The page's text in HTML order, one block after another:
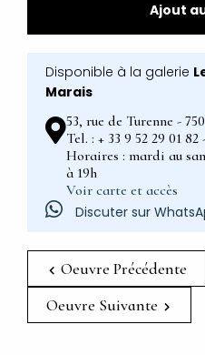
Ajout
Disponible à la galerie
Marais
53, rue de Turenne -
Tel. : + 33 9 52 29 01
Horaires : mardi au
à 19h
Voir carte et accès
Discuter sur
Oeuvre Précédente
Oeuvre Suivante